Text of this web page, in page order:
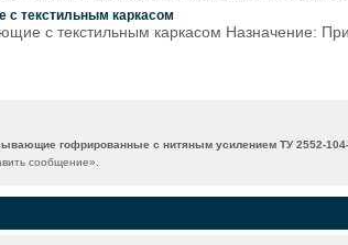
с текстильным каркасом
с текстильным каркасом Назначение:
гофрированные с нитяным усилением ТУ 2552-
сообщение».